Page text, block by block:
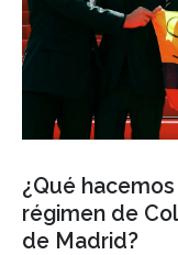
¿Qué
régimen de
de Madrid?